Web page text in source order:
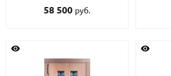
карнизом
58 500 руб.